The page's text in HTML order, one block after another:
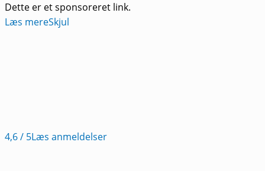
Dette er et sponsoreret link.
Læs mereSkjul
4,6/ 5Læs anmeldelser